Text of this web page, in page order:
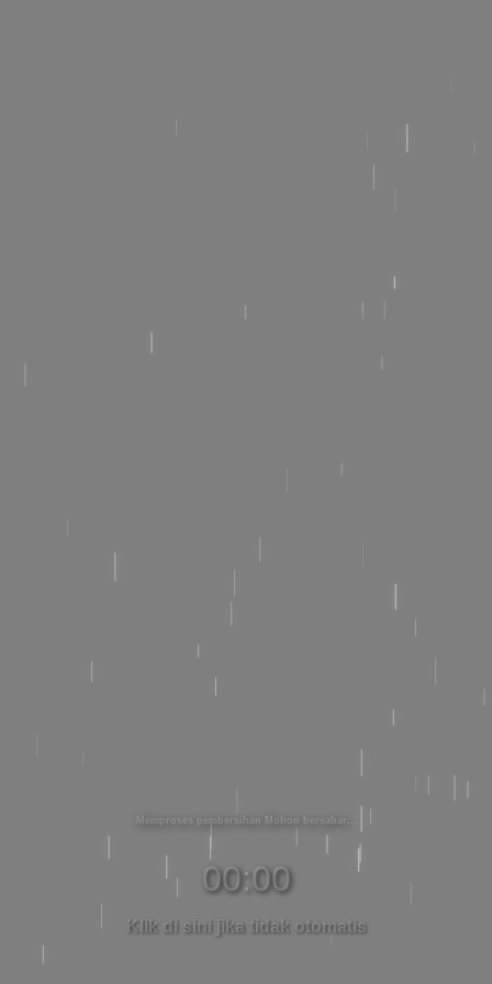
Memproses pembersihan Mohon bersabar
00:00
Klik di sini jika tidak otomatis